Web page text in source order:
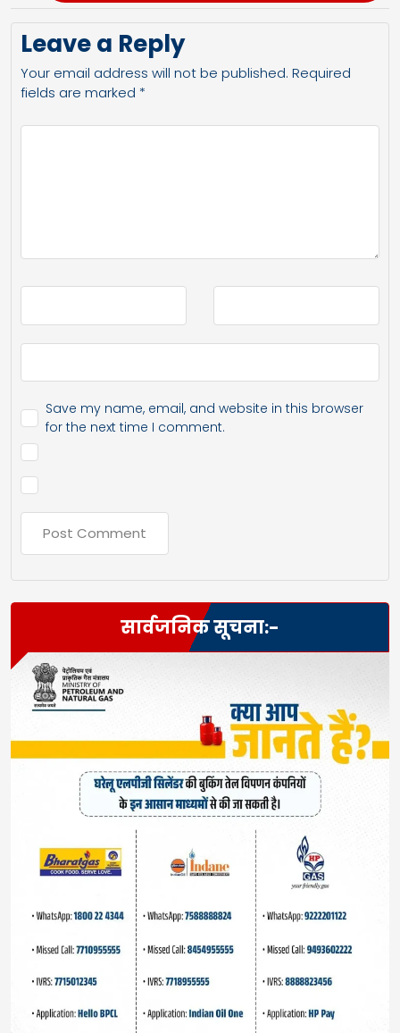
Leave a Reply
Your email address will not be published. Required
fields are marked *
Save my name, email, and website in this browser
for the next time I comment.
सार्वजनिक सूचना:-